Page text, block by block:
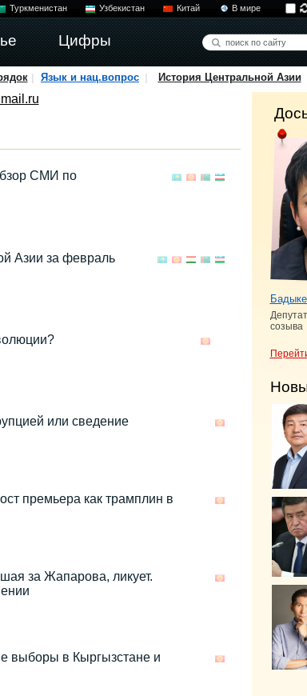
Туркменистан Узбекистан Китай В мире
Цифры
Язык и нац.вопрос История Центральной Азии
СМИ по
Азии за февраль
или сведение
премьера как трамплин в
за Жапарова, ликует.
выборы в Кыргызстане и
созыва